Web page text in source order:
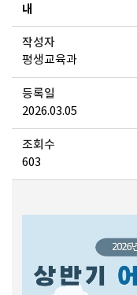
내
작성자
평생교육과
등록일
2026.03.05
조회수
603